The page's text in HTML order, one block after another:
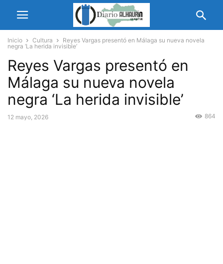
Inicio Cultura
Reyes Vargas presentó en Málaga su nueva novela
negra ‘La herida invisible’
Reyes Vargas presentó en
Málaga su nueva novela
negra ‘La herida invisible’
12 mayo, 2026 864